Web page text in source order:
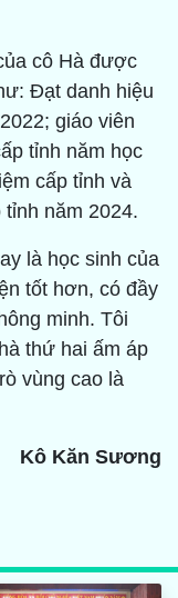
cô Hà được
Đạt danh hiệu
giáo viên
tỉnh năm học
cấp tỉnh và
năm 2024.
là học sinh của
tốt hơn, có đầy
minh. Tôi
thứ hai ấm áp
vùng cao là
Kô Kăn Sương